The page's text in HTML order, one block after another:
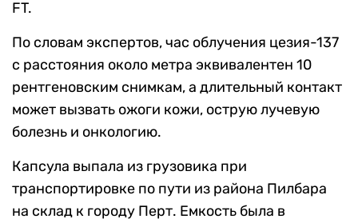
FT.
По словам экспертов, час облучения цезия-137
с расстояния около метра эквивалентен 10
рентгеновским снимкам, а длительный контакт
может вызвать ожоги кожи, острую лучевую
болезнь и онкологию.
Капсула выпала из грузовика при
транспортировке по пути из района Пилбара
на склад к городу Перт. Емкость была в